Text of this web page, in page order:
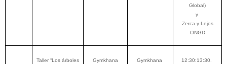
Global)
y
Zerca y Lejos
ONGD
Taller “Los árboles
Gymkhana Gymkhana
12:30:13:30.